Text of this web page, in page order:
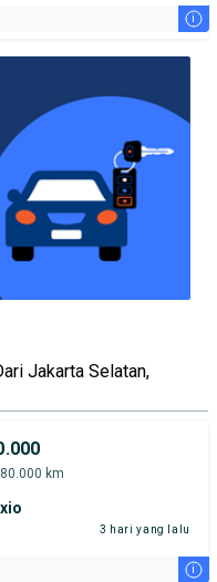
i
Jakarta Selatan,
km
3 hari yang lalu
i